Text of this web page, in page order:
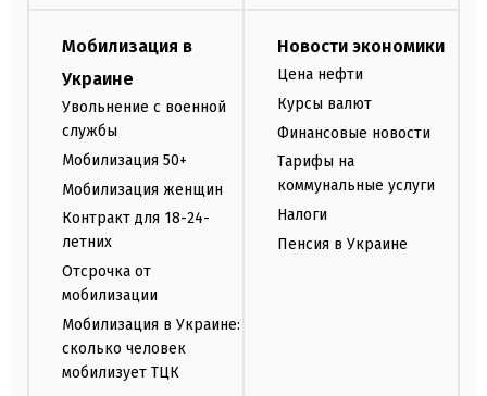
Мобилизация в
Украине
Увольнение с военной
службы
Мобилизация 50+
Мобилизация женщин
Контракт для 18-24-
летних
Отсрочка от
мобилизации
Мобилизация в Украине:
сколько человек
мобилизует ТЦК
Новости экономики
Цена нефти
Курсы валют
Финансовые новости
Тарифы на
коммунальные услуги
Налоги
Пенсия в Украине